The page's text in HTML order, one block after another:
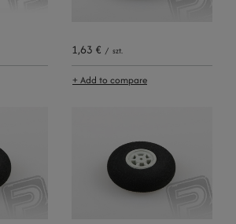
1,63 € / szt.
+ Add to compare